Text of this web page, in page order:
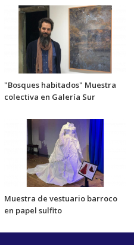
"Bosques habitados" Muestra
colectiva en Galería Sur
Muestra de vestuario barroco
en papel sulfito